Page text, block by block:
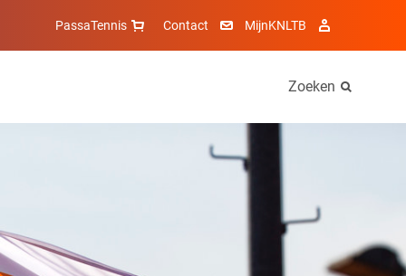
PassaTennis Contact MijnKNLTB
Zoeken